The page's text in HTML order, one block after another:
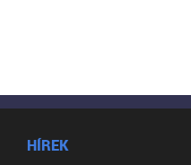
HÍREK